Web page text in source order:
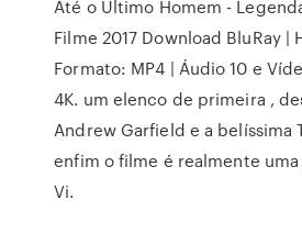
Até o Último Homem -
Filme 2017 Download BluRay |
Formato: MP4 | Áudio 10 e
4K. um elenco de primeira ,
Andrew Garfield e a belíssima
enfim o filme é realmente
Vi.